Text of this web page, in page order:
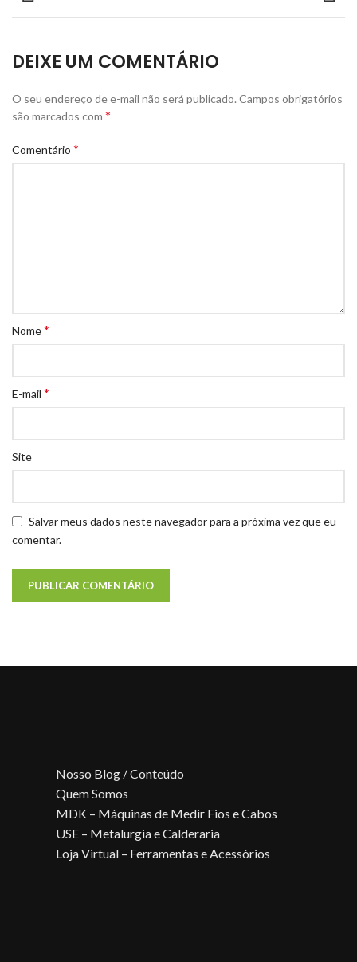
DEIXE UM COMENTÁRIO
O seu endereço de e-mail não será publicado.Campos obrigatórios
são marcados com *
Comentário *
Nome*
E-mail *
Site
Salvar meus dados neste navegador para a próxima vez que eu
comentar.
Nosso Blog / Conteúdo
Quem Somos
MDK – Máquinas de Medir Fios e Cabos
USE – Metalurgia e Calderaria
Loja Virtual – Ferramentas e Acessórios